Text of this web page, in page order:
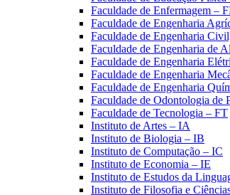
Faculdade de Enfermagem –
Faculdade de Engenharia
Faculdade de Engenharia
Faculdade de Engenharia de
Faculdade de Engenharia
Faculdade de Engenharia
Faculdade de Engenharia
Faculdade de Odontologia de
Faculdade de Tecnologia – FT
Instituto de Artes – IA
Instituto de Biologia – IB
Instituto de Computação – IC
Instituto de Economia – IE
Instituto de Estudos da
Instituto de Filosofia e